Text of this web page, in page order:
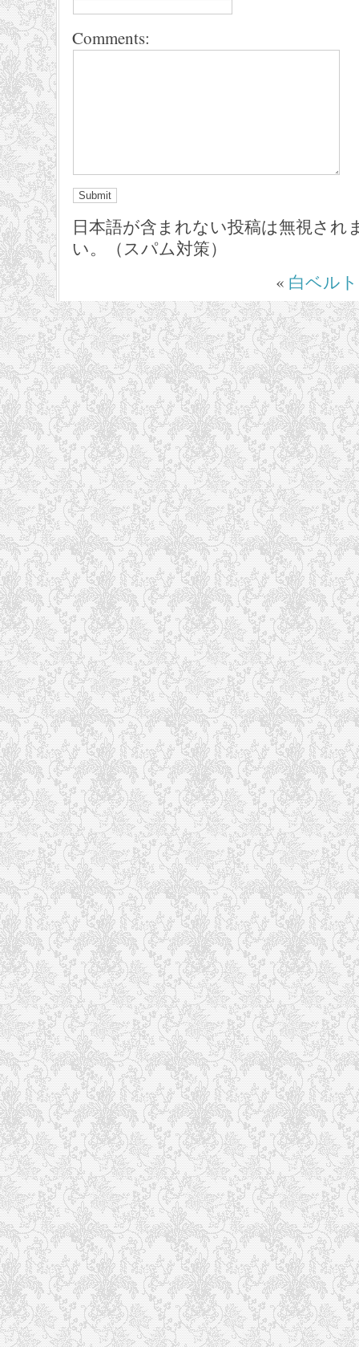
Comments:
日本語が含まれない投稿は無視され
い。（スパム対策）
« 白ベルト